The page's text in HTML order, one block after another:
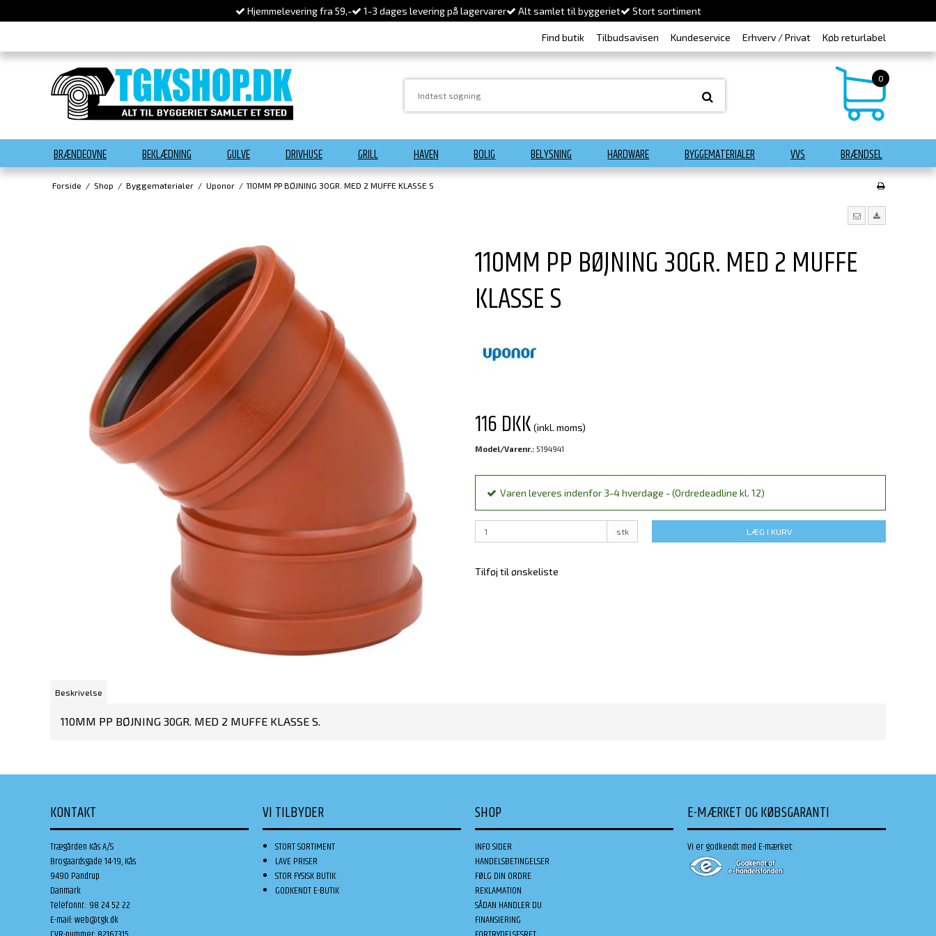
Hjemmelevering fra 59,- 1-3 dages levering på lagervarer Alt samlet til byggeriet Stort sortiment
Find butik Tilbudsavisen Kundeservice Erhverv / Privat Køb returlabel
0
BRÆNDEOVNE BEKLÆDNING GULVE DRIVHUSE GRILL HAVEN BOLIG BELYSNING HARDWARE BYGGEMATERIALER VVS BRÆNDSEL
Forside / Shop / Byggematerialer / Uponor / 110MM PP BØJNING 30GR. MED 2 MUFFE KLASSE S
110MM PP BØJNING 30GR. MED 2 MUFFE
KLASSE S
116 DKK (inkl. moms)
Model/Varenr.: 5194941
Varen leveres indenfor 3-4 hverdage - (Ordredeadline kl. 12)
stk LÆG I KURV
Tilføj til ønskeliste
Beskrivelse
110MM PP BØJNING 30GR. MED 2 MUFFE KLASSE S.
KONTAKT
Trægården Kås A/S
Brogaardsgade 14-19, Kås
9490 Pandrup
Danmark
Telefonnr.: 98 24 52 22
E-mail:web@tgk.dk
VI TILBYDER
STORT SORTIMENT
LAVE PRISER
STOR FYSISK BUTIK
GODKENDT E-BUTIK
SHOP
INFO SIDER
HANDELSBETINGELSER
FØLG DIN ORDRE
REKLAMATION
SÅDAN HANDLER DU
FINANSIERING
E-MÆRKET OG KØBSGARANTI
Vi er godkendt med E-mærket: